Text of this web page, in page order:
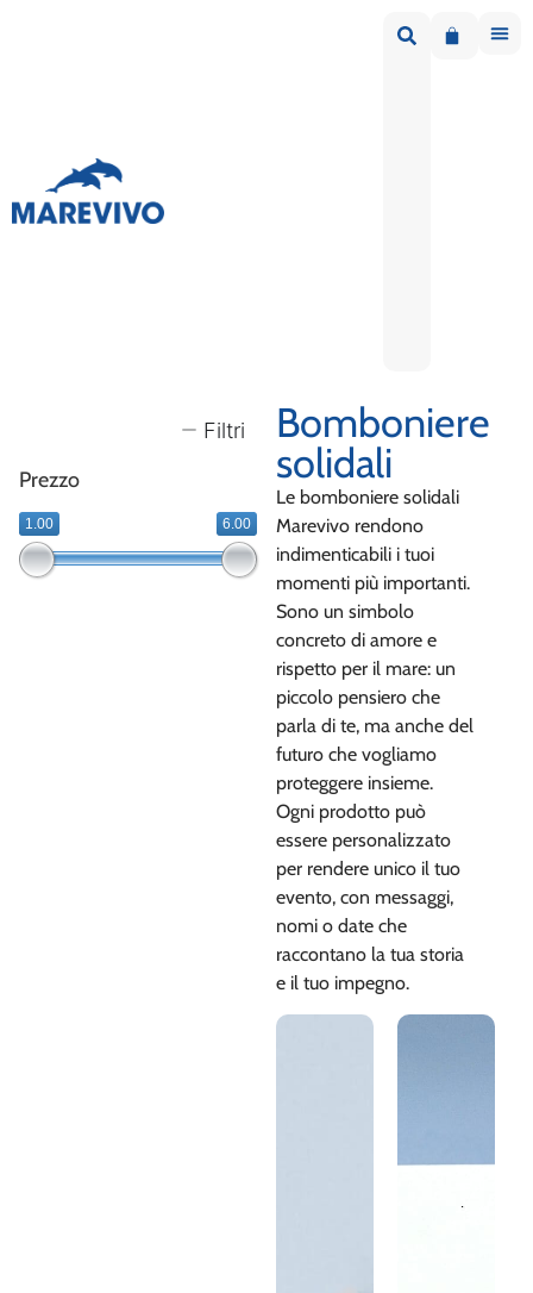
Filtri
Prezzo
1.00 6.00
Bomboniere
solidali
Le bomboniere solidali
Marevivo rendono
indimenticabili i tuoi
momenti più importanti.
Sono un simbolo
concreto di amore e
rispetto per il mare: un
piccolo pensiero che
parla di te, ma anche del
futuro che vogliamo
proteggere insieme.
Ogni prodotto può
essere personalizzato
per rendere unico il tuo
evento, con messaggi,
nomi o date che
raccontano la tua storia
e il tuo impegno.